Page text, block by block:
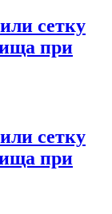
сетку
при
сетку
при